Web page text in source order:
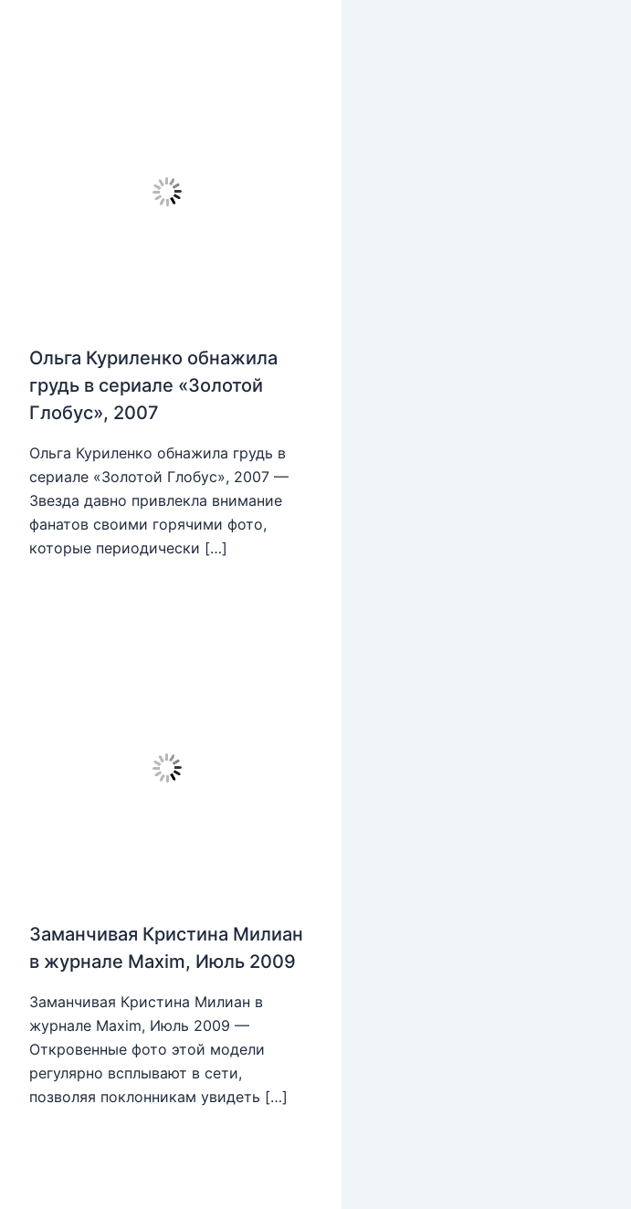
Ольга Куриленко обнажила
грудь в сериале «Золотой
Глобус», 2007
Ольга Куриленко обнажила грудь в
сериале «Золотой Глобус», 2007 —
Звезда давно привлекла внимание
фанатов своими горячими фото,
которые периодически […]
Заманчивая Кристина Милиан
в журнале Maxim, Июль 2009
Заманчивая Кристина Милиан в
журнале Maxim, Июль 2009 —
Откровенные фото этой модели
регулярно всплывают в сети,
позволяя поклонникам увидеть […]